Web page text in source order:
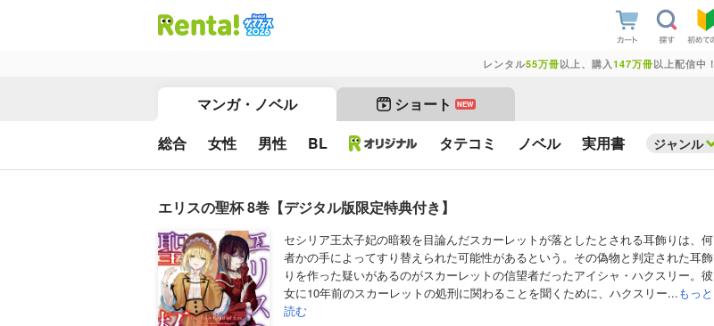
レンタル55万冊以上、購入 147万冊以上配信中！
マンガ・ノベル ショート NEW
総合 女性 男性 BL タテコミ ノベル 実用書 ジャンル
エリスの聖杯 8巻【デジタル版限定特典付き】
セシリア王太子妃の暗殺を目論んだスカーレットが落としたとされる耳飾りは、何
者かの手によってすり替えられた可能性があるという。その偽物と判定された耳飾
りを作った疑いがあるのがスカーレットの信望者だったアイシャ・ハクスリー。彼
女に10年前のスカーレットの処刑に関わることを聞くために、ハクスリー...もっと
読む